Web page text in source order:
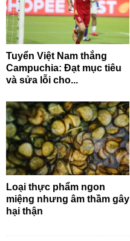
Tuyển Việt Nam thắng
Campuchia: Đạt mục tiêu
và sửa lỗi cho...
Loại thực phẩm ngon
miệng nhưng âm thầm gây
hại thận